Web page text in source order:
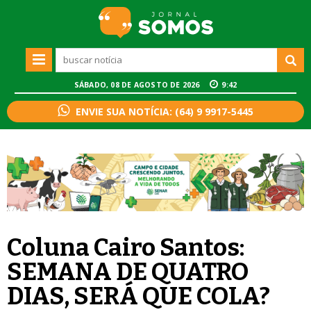
SÁBADO, 08 DE AGOSTO DE 2026 9:42
ENVIE SUA NOTÍCIA: (64) 9 9917-5445
Coluna Cairo Santos:
SEMANA DE QUATRO
DIAS, SERÁ QUE COLA?